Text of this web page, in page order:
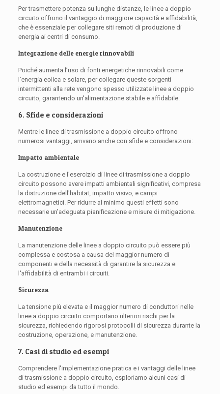
Per trasmettere potenza su lunghe distanze, le linee a doppio
circuito offrono il vantaggio di maggiore capacità e affidabilità,
che è essenziale per collegare siti remoti di produzione di
energia ai centri di consumo.
Integrazione delle energie rinnovabili
Poiché aumenta l’uso di fonti energetiche rinnovabili come
l’energia eolica e solare, per collegare queste sorgenti
intermittenti alla rete vengono spesso utilizzate linee a doppio
circuito, garantendo un'alimentazione stabile e affidabile.
6. Sfide e considerazioni
Mentre le linee di trasmissione a doppio circuito offrono
numerosi vantaggi, arrivano anche con sfide e considerazioni:
Impatto ambientale
La costruzione e l'esercizio di linee di trasmissione a doppio
circuito possono avere impatti ambientali significativi, compresa
la distruzione dell'habitat, impatto visivo, e campi
elettromagnetici. Per ridurre al minimo questi effetti sono
necessarie un’adeguata pianificazione e misure di mitigazione.
Manutenzione
La manutenzione delle linee a doppio circuito può essere più
complessa e costosa a causa del maggior numero di
componenti e della necessità di garantire la sicurezza e
l'affidabilità di entrambi i circuiti.
Sicurezza
La tensione più elevata e il maggior numero di conduttori nelle
linee a doppio circuito comportano ulteriori rischi per la
sicurezza, richiedendo rigorosi protocolli di sicurezza durante la
costruzione, operazione, e manutenzione.
7. Casi di studio ed esempi
Comprendere l'implementazione pratica e i vantaggi delle linee
di trasmissione a doppio circuito, esploriamo alcuni casi di
studio ed esempi da tutto il mondo.